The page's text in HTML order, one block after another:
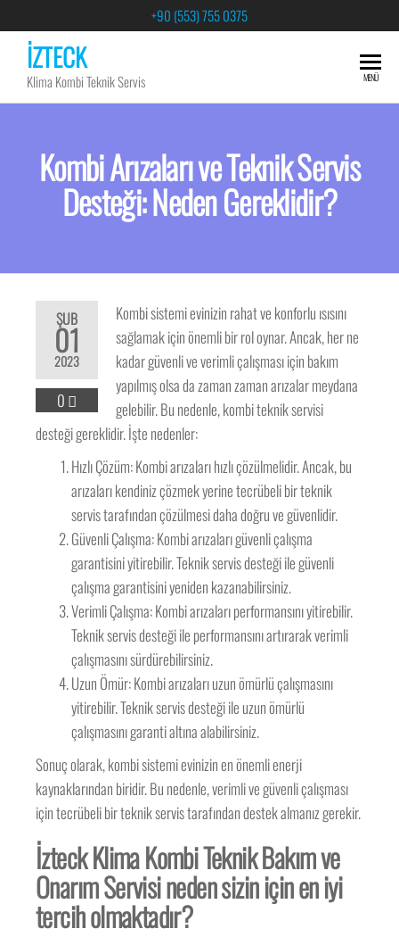
+90 (553) 755 0375
İZTECK
Klima Kombi Teknik Servis MENÜ
Kombi Arızaları ve Teknik Servis
Desteği: Neden Gereklidir?
ŞUB
01
2023
0
Kombi sistemi evinizin rahat ve konforlu ısısını
sağlamak için önemli bir rol oynar. Ancak, her ne
kadar güvenli ve verimli çalışması için bakım
yapılmış olsa da zaman zaman arızalar meydana
gelebilir. Bu nedenle, kombi teknik servisi
desteği gereklidir. İşte nedenler:
Hızlı Çözüm: Kombi arızaları hızlı çözülmelidir. Ancak, bu
arızaları kendiniz çözmek yerine tecrübeli bir teknik
servis tarafından çözülmesi daha doğru ve güvenlidir.
Güvenli Çalışma: Kombi arızaları güvenli çalışma
garantisini yitirebilir. Teknik servis desteği ile güvenli
çalışma garantisini yeniden kazanabilirsiniz.
Verimli Çalışma: Kombi arızaları performansını yitirebilir.
Teknik servis desteği ile performansını artırarak verimli
çalışmasını sürdürebilirsiniz.
Uzun Ömür: Kombi arızaları uzun ömürlü çalışmasını
yitirebilir. Teknik servis desteği ile uzun ömürlü
çalışmasını garanti altına alabilirsiniz.
Sonuç olarak, kombi sistemi evinizin en önemli enerji
kaynaklarından biridir. Bu nedenle, verimli ve güvenli çalışması
için tecrübeli bir teknik servis tarafından destek almanız gerekir.
İzteck Klima Kombi Teknik Bakım ve
Onarım Servisi neden sizin için en iyi
tercih olmaktadır?